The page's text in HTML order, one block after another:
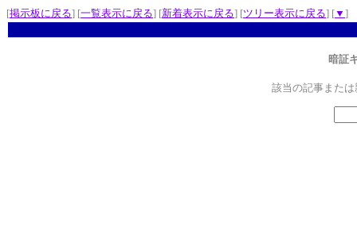
[掲示板に戻る] [一覧表示に戻る] [新着表示に戻る] [ツリー表示に戻る] [▼ ]
暗証
該当の記事また